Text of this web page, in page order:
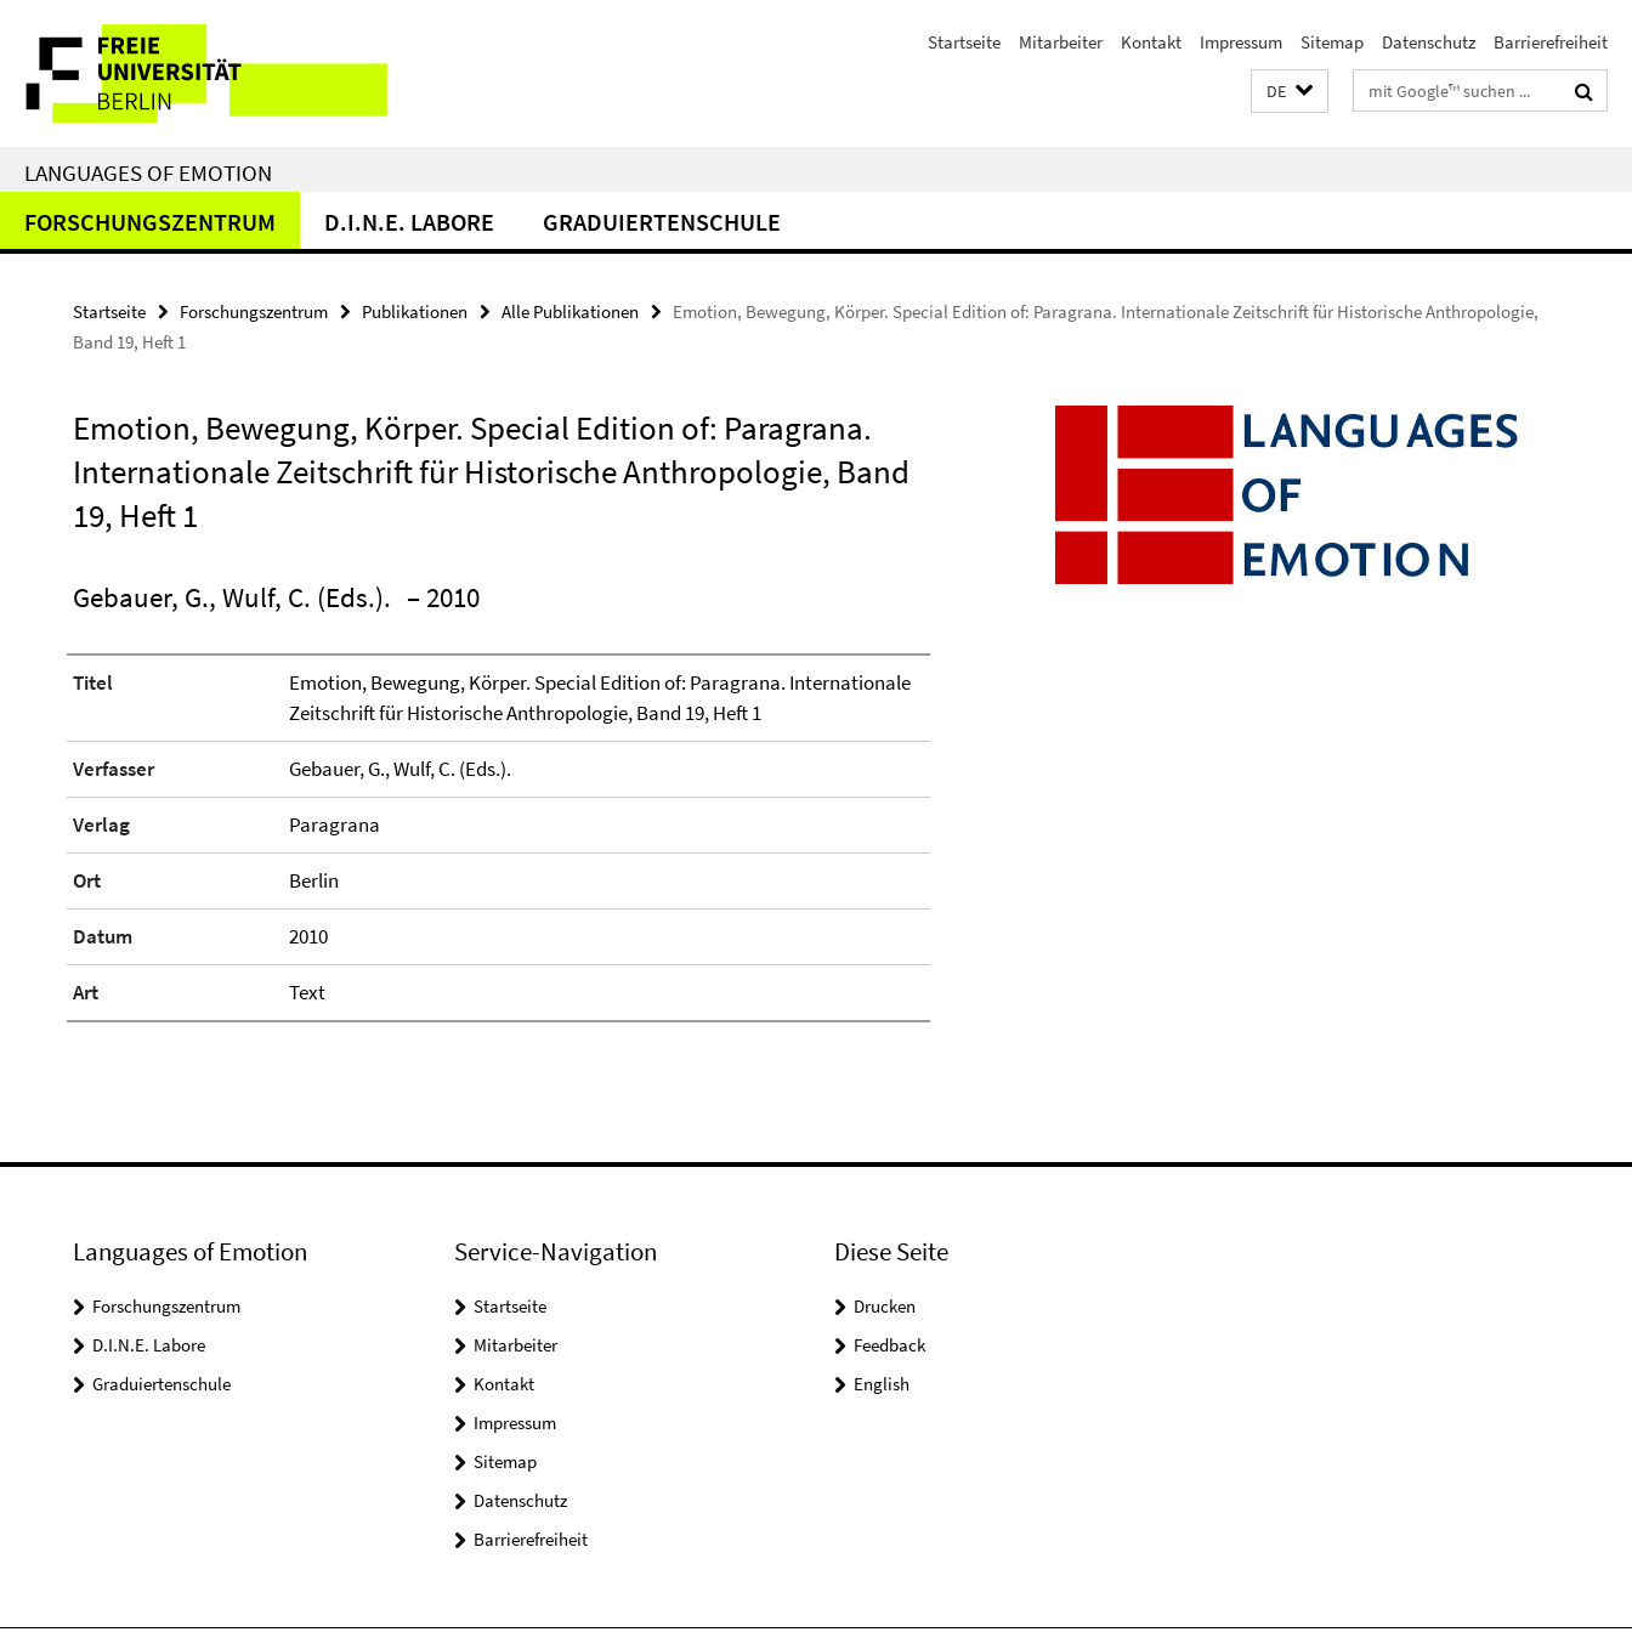
direkt
Inhalt
Service-
Navigation
Startseite Mitarbeiter Kontakt Impressum Sitemap Datenschutz Barrierefreiheit
DE Suchbegriffe
LANGUAGES OF EMOTION
FORSCHUNGSZENTRUM D.I.N.E. LABORE GRADUIERTENSCHULE
Startseite Forschungszentrum Publikationen Alle Publikationen
Emotion, Bewegung, Körper. Special Edition of: Paragrana. Internationale Zeitschrift für Historische Anthropologie,
Band 19, Heft 1
Emotion, Bewegung, Körper. Special Edition of: Paragrana.
Internationale Zeitschrift für Historische Anthropologie, Band
19, Heft 1
Gebauer, G., Wulf, C. (Eds.). – 2010
Titel
Emotion, Bewegung, Körper. Special Edition of: Paragrana. Internationale
Zeitschrift für Historische Anthropologie, Band 19, Heft 1
Verfasser Gebauer, G., Wulf, C. (Eds.).
Verlag Paragrana
Ort Berlin
Datum 2010
Art Text
Languages of Emotion
Forschungszentrum
D.I.N.E. Labore
Graduiertenschule
Service-Navigation
Startseite
Mitarbeiter
Kontakt
Impressum
Sitemap
Datenschutz
Barrierefreiheit
Diese Seite
Drucken
Feedback
English